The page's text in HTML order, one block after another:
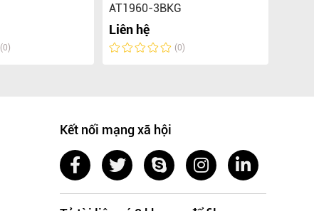
(0)
AT1960-3BKG
Liên hệ
(0)
Kết nối mạng xã hội